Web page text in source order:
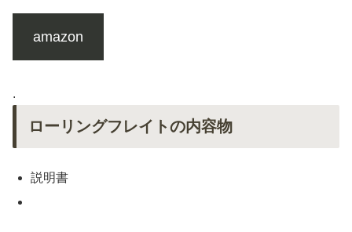
amazon
.
ローリングフレイトの内容物
説明書